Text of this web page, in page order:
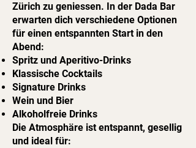
Zürich zu geniessen. In der Dada Bar
erwarten dich verschiedene Optionen
für einen entspannten Start in den
Abend:
Spritz und Aperitivo-Drinks
Klassische Cocktails
Signature Drinks
Wein und Bier
Alkoholfreie Drinks
Die Atmosphäre ist entspannt, gesellig
und ideal für: